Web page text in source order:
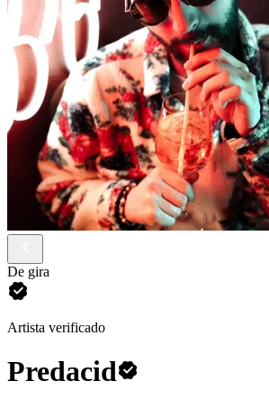
De gira
Artista verificado
Predacid